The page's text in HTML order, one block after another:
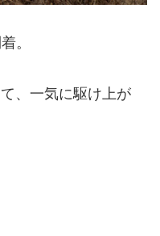
。
、一気に駆け上が